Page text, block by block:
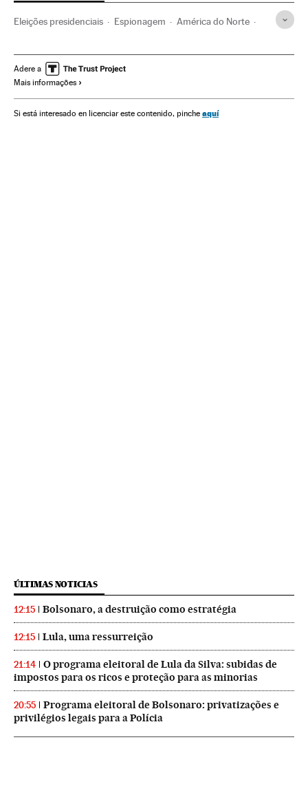
Eleições presidenciais Espionagem América do Norte
Administração Estado Política
Donald Trump
Moscou Rússia Eleições EUA Estados Unidos
Adere a
Mais informações
Si está interesado en licenciar este contenido, pinche aquí
ÚLTIMAS NOTICIAS
12:15 Bolsonaro, a destruição como estratégia
12:15 Lula, uma ressurreição
21:14
O programa eleitoral de Lula da Silva: subidas de
impostos para os ricos e proteção para as minorias
20:55
Programa eleitoral de Bolsonaro: privatizações e
privilégios legais para a Polícia